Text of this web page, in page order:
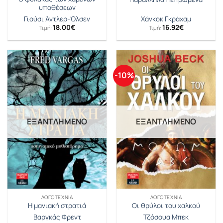
υποθέσεων
Γιούσι Άντλερ-Όλσεν
Τιμή: 18.00€
Χάνκοκ Γκράχαμ
Τιμή: 16.92€
ΕΞΑΝΤΛΗΜΈΝΟ
ΛΟΓΟΤΕΧΝΊΑ
Η μανιακή στρατιά
Βαργκάς Φρεντ
-10%
ΕΞΑΝΤΛΗΜΈΝΟ
ΛΟΓΟΤΕΧΝΊΑ
Οι θρύλοι του χαλκού
Τζόσουα Μπεκ